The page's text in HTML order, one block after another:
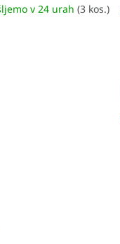
v 24 urah(3 kos.)